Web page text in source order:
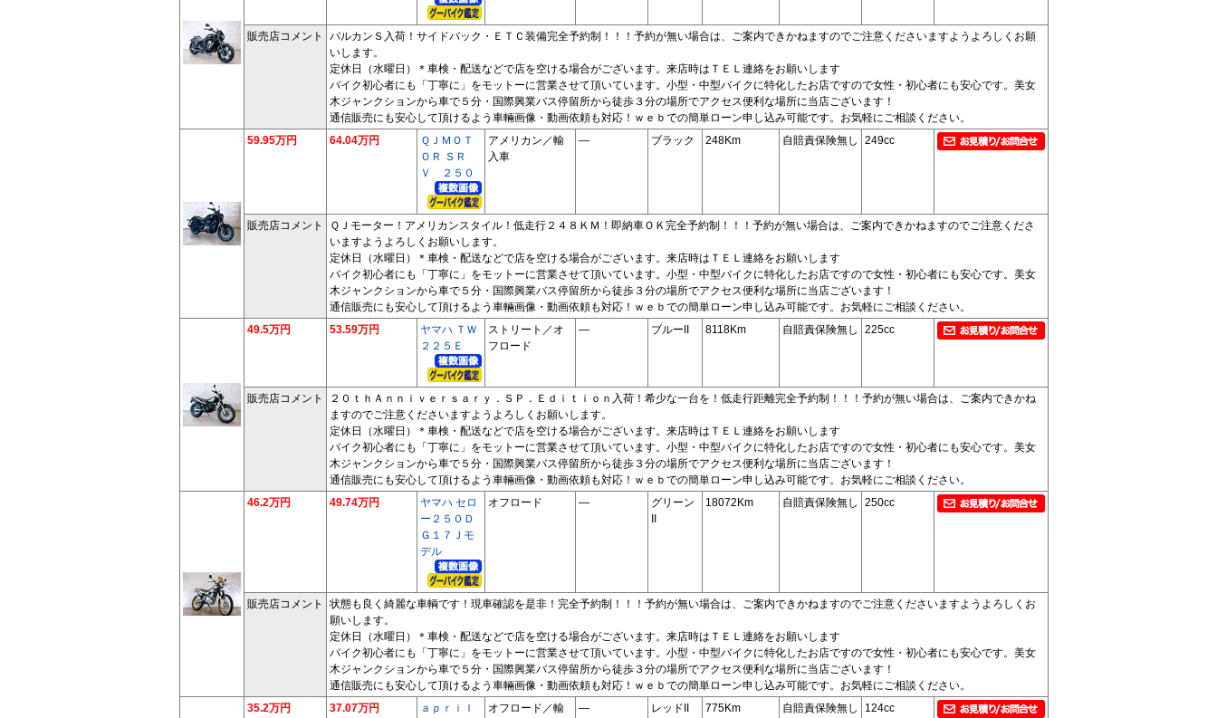
販売店コメント
バルカンＳ入荷！サイドバック・ＥＴＣ装備完全予約制！！！予約が無い場合は、ご案内できかねますのでご注意くださいますようよろしくお願
いします。
定休日（水曜日）＊車検・配送などで店を空ける場合がございます。来店時はＴＥＬ連絡をお願いします
バイク初心者にも「丁寧に」をモットーに営業させて頂いています。小型・中型バイクに特化したお店ですので女性・初心者にも安心です。美女
木ジャンクションから車で５分・国際興業バス停留所から徒歩３分の場所でアクセス便利な場所に当店ございます！
通信販売にも安心して頂けるよう車輛画像・動画依頼も対応！ｗｅｂでの簡単ローン申し込み可能です。お気軽にご相談ください。
59.95万円
64.04万円
ＱＪＭＯＴ
ＯＲ ＳＲ
Ｖ ２５０
アメリカン／輸
入車
― ブラック 248Km 自賠責保険無し 249cc
販売店コメント
ＱＪモーター！アメリカンスタイル！低走行２４８ＫＭ！即納車ＯＫ完全予約制！！！予約が無い場合は、ご案内できかねますのでご注意くださ
いますようよろしくお願いします。
定休日（水曜日）＊車検・配送などで店を空ける場合がございます。来店時はＴＥＬ連絡をお願いします
バイク初心者にも「丁寧に」をモットーに営業させて頂いています。小型・中型バイクに特化したお店ですので女性・初心者にも安心です。美女
木ジャンクションから車で５分・国際興業バス停留所から徒歩３分の場所でアクセス便利な場所に当店ございます！
通信販売にも安心して頂けるよう車輛画像・動画依頼も対応！ｗｅｂでの簡単ローン申し込み可能です。お気軽にご相談ください。
49.5万円
53.59万円
ヤマハ ＴＷ
２２５Ｅ
ストリート／オ
フロード
― ブルーII 8118Km 自賠責保険無し 225cc
販売店コメント
２０ｔｈＡｎｎｉｖｅｒｓａｒｙ．ＳＰ．Ｅｄｉｔｉｏｎ入荷！希少な一台を！低走行距離完全予約制！！！予約が無い場合は、ご案内できかね
ますのでご注意くださいますようよろしくお願いします。
定休日（水曜日）＊車検・配送などで店を空ける場合がございます。来店時はＴＥＬ連絡をお願いします
バイク初心者にも「丁寧に」をモットーに営業させて頂いています。小型・中型バイクに特化したお店ですので女性・初心者にも安心です。美女
木ジャンクションから車で５分・国際興業バス停留所から徒歩３分の場所でアクセス便利な場所に当店ございます！
通信販売にも安心して頂けるよう車輛画像・動画依頼も対応！ｗｅｂでの簡単ローン申し込み可能です。お気軽にご相談ください。
46.2万円
49.74万円
ヤマハ セロ
ー２５０Ｄ
Ｇ１７Ｊモ
デル
オフロード ―
グリーン
II
18072Km 自賠責保険無し 250cc
販売店コメント
状態も良く綺麗な車輌です！現車確認を是非！完全予約制！！！予約が無い場合は、ご案内できかねますのでご注意くださいますようよろしくお
願いします。
定休日（水曜日）＊車検・配送などで店を空ける場合がございます。来店時はＴＥＬ連絡をお願いします
バイク初心者にも「丁寧に」をモットーに営業させて頂いています。小型・中型バイクに特化したお店ですので女性・初心者にも安心です。美女
木ジャンクションから車で５分・国際興業バス停留所から徒歩３分の場所でアクセス便利な場所に当店ございます！
通信販売にも安心して頂けるよう車輛画像・動画依頼も対応！ｗｅｂでの簡単ローン申し込み可能です。お気軽にご相談ください。
35.2万円
37.07万円
ａｐｒｉｌ
オフロード／輸
― レッドII 775Km 自賠責保険無し 124cc